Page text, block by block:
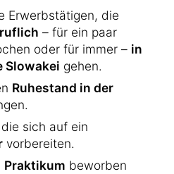
Erwerbstätigen, die
– für ein paar
oder für immer – in
Slowakei gehen.
Ruhestand in der
die sich auf ein
vorbereiten.
Praktikum beworben